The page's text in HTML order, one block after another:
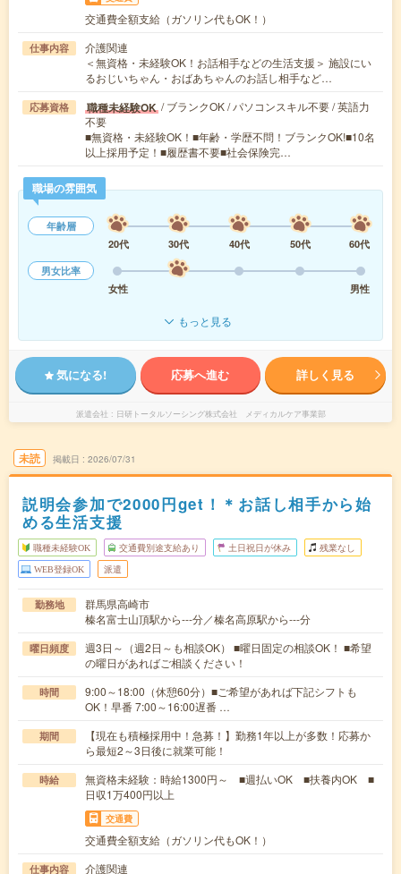
交通費全額支給（ガソリン代もOK！）
仕事内容
介護関連
＜無資格・未経験OK！お話相手などの生活支援＞ 施設にい
るおじいちゃん・おばあちゃんのお話し相手など…
応募資格 職種未経験OK / ブランクOK / パソコンスキル不要 / 英語力
不要
■無資格・未経験OK！■年齢・学歴不問！ブランクOK!■10名
以上採用予定！■履歴書不要■社会保険完…
職場の雰囲気
年齢層
20代
30代 40代 50代
60代
男女比率
女性
男性
もっと見る
気になる! 応募へ進む 詳しく見る
派遣会社 日研トータルソーシング株式会社 メディカルケア事業部
未読 掲載日 2026/07/31
説明会参加で2000円get！＊お話し相手から始
める生活支援
職種未経験OK 交通費別途支給あり 土日祝日が休み 残業なし
WEB登録OK 派遣
勤務地
群馬県高崎市
榛名富士山頂駅から---分／榛名高原駅から---分
曜日頻度
週3日～（週2日～も相談OK） ■曜日固定の相談OK！ ■希望
の曜日があればご相談ください！
時間
9:00～18:00（休憩60分）■ご希望があれば下記シフトも
OK！早番 7:00～16:00遅番 …
期間
【現在も積極採用中！急募！】勤務1年以上が多数！応募か
ら最短2～3日後に就業可能！
時給
無資格未経験：時給1300円～ ■週払いOK ■扶養内OK ■
日収1万400円以上
交通費
交通費全額支給（ガソリン代もOK！）
仕事内容
介護関連